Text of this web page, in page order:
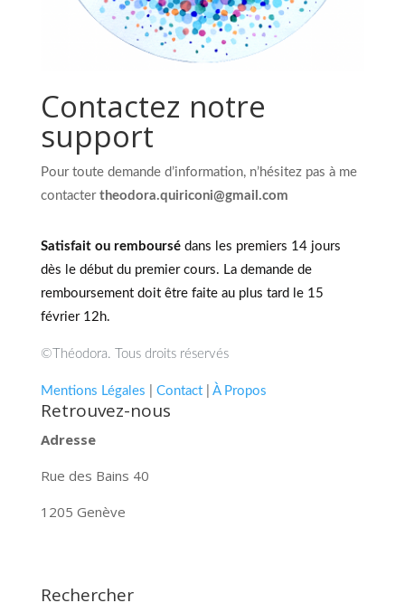
Contactez notre
support
Pour toute demande d’information, n’hésitez pas à me
contacter theodora.quiriconi@gmail.com
Satisfait ou remboursédans les premiers 14 jours
dès le début du premier cours. La demande de
remboursement doit être faite au plus tard le 15
février 12h.
©Théodora. Tous droits réservés
Mentions Légales Contact| À Propos
Retrouvez-nous
Adresse
Rue des Bains 40
1205 Genève
Rechercher